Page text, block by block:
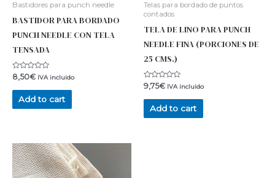
Bastidores para punch needle
BASTIDOR PARA BORDADO
PUNCH NEEDLE CON TELA
TENSADA
Rated
out
8,50€ IVA incluido
Add to cart
Telas para bordado de puntos
contados
TELA DE LINO PARA PUNCH
NEEDLE FINA (PORCIONES DE
25 CMS.)
Rated
out
9,75€ IVA incluido
Add to cart